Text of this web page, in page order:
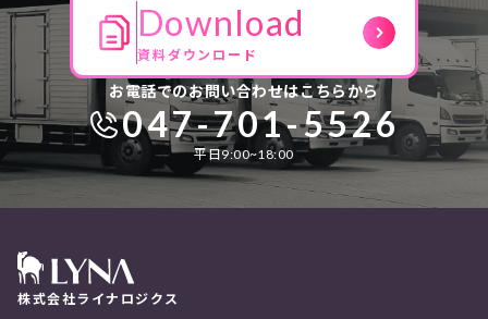
Download
資料ダウンロード
お電話でのお問い合わせはこちらから
047-701-5526
平日9:00~18:00
株式会社ライナロジクス